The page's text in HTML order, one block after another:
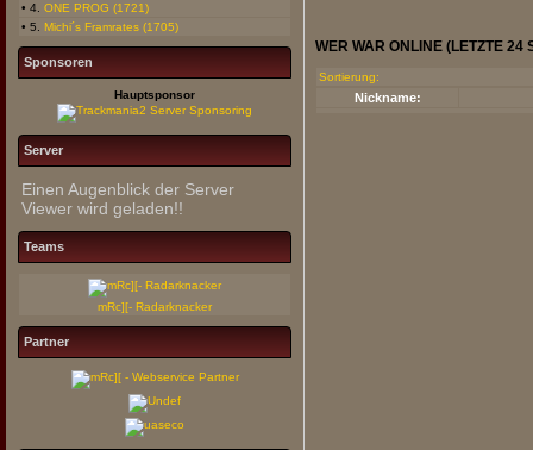
• 4. ONE PROG (1721)
• 5. Michi´s Framrates (1705)
Sponsoren
Hauptsponsor
Server
Einen Augenblick der Server
Viewer wird geladen!!
Teams
mRc][- Radarknacker
Partner
WER WAR ONLINE (LETZTE 24
Sortierung:
Nickname: